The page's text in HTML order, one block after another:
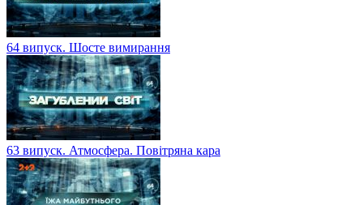
64 випуск. Шосте вимирання
63 випуск. Атмосфера. Повітряна кара